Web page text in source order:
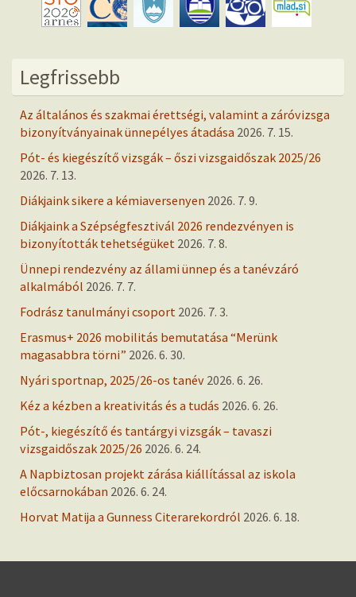
Legfrissebb
Az általános és szakmai érettségi, valamint a záróvizsga
bizonyítványainak ünnepélyes átadása 2026. 7. 15.
Pót- és kiegészítő vizsgák – őszi vizsgaidőszak 2025/26
2026. 7. 13.
Diákjaink sikere a kémiaversenyen 2026. 7. 9.
Diákjaink a Szépségfesztivál 2026 rendezvényen is
bizonyították tehetségüket 2026. 7. 8.
Ünnepi rendezvény az állami ünnep és a tanévzáró
alkalmából 2026. 7. 7.
Fodrász tanulmányi csoport 2026. 7. 3.
Erasmus+ 2026 mobilitás bemutatása “Merünk
magasabbra törni” 2026. 6. 30.
Nyári sportnap, 2025/26-os tanév 2026. 6. 26.
Kéz a kézben a kreativitás és a tudás 2026. 6. 26.
Pót-, kiegészítő és tantárgyi vizsgák – tavaszi
vizsgaidőszak 2025/26 2026. 6. 24.
A Napbiztosan projekt zárása kiállítással az iskola
előcsarnokában 2026. 6. 24.
Horvat Matija a Gunness Citerarekordról 2026. 6. 18.